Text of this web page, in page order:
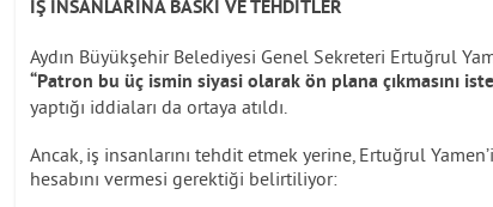
İŞ İNSANLARINA BASKI VE TEHDİTLER
Aydın Büyükşehir Belediyesi Genel Sekreteri Ertuğrul
“Patron bu üç ismin siyasi olarak ön plana çıkmasını
yaptığı iddiaları da ortaya atıldı.
Ancak, iş insanlarını tehdit etmek yerine, Ertuğrul
hesabını vermesi gerektiği belirtiliyor: